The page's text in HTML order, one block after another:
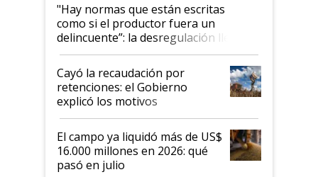
"Hay normas que están escritas
como si el productor fuera un
delincuente”: la desregulación llegó
al Congreso Aapresid y hasta se
habló del financiamiento al IPCVA
Cayó la recaudación por
retenciones: el Gobierno
explicó los motivos
El campo ya liquidó más de US$
16.000 millones en 2026: qué
pasó en julio